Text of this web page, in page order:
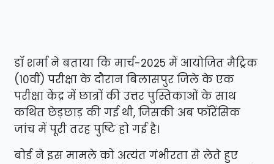
डॉ शर्मा ने बताया कि मार्च-2025 में आयोजित मैट्रिक
(10वीं) परीक्षा के दौरान बिलासपुर जिले के एक
परीक्षा केंद्र में छात्रों की उत्तर पुस्तिकाओं के साथ
कथित छेड़छाड़ की गई थी, जिसकी अब फॉरेंसिक
जांच में पूरी तरह पुष्टि हो गई है।
बोर्ड ने इस मामले को अत्यंत गंभीरता से लेते हुए